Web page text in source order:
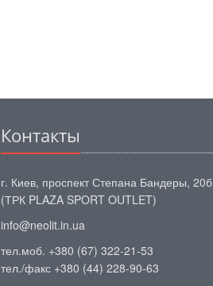
Контакты
г. Киев, проспект Степана Бандеры, 20б
(ТРК PLAZA SPORT OUTLET)
info@neolit.in.ua
тел.моб. +380 (67) 322-21-53
тел./факс +380 (44) 228-90-63